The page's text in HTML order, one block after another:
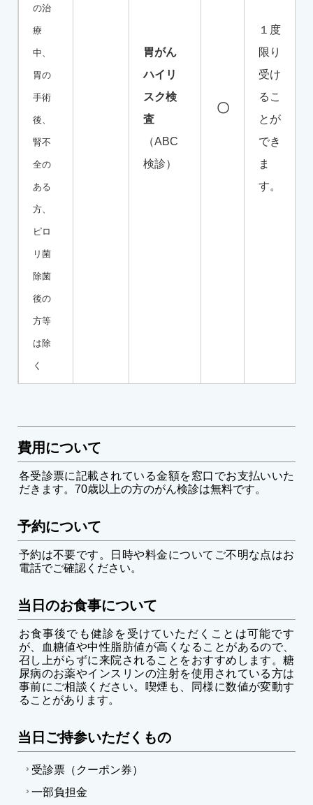
の治
療
中、
胃の
手術
後、
腎不
全の
ある
方、
ピロ
リ菌
除菌
後の
方等
は除
く
胃がん
ハイリ
スク検
査
（ABC
検診）
〇
１度
限り
受け
るこ
とが
でき
ま
す。
費用について
各受診票に記載されている金額を窓口でお支払いいた
だきます。70歳以上の方のがん検診は無料です。
予約について
予約は不要です。日時や料金についてご不明な点はお
電話でご確認ください。
当日のお食事について
お食事後でも健診を受けていただくことは可能です
が、血糖値や中性脂肪値が高くなることがあるので、
召し上がらずに来院されることをおすすめします。糖
尿病のお薬やインスリンの注射を使用されている方は
事前にご相談ください。喫煙も、同様に数値が変動す
ることがあります。
当日ご持参いただくもの
受診票（クーポン券）
一部負担金